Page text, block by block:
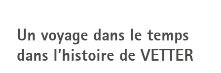
Un voyage dans le temps
dans l’histoire de VETTER